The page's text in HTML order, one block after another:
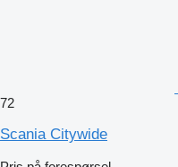
72
Scania Citywide